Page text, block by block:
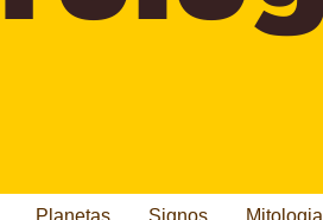
Planetas Signos Mitologia